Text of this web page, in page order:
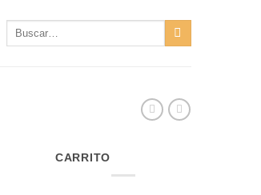
Buscar
CARRITO